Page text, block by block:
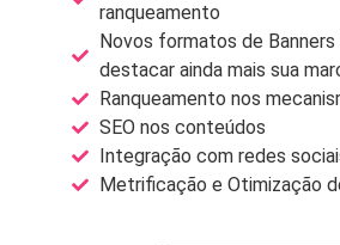
ranqueamento
Novos formatos de
destacar ainda mais sua
Ranqueamento nos
SEO nos conteúdos
Integração com redes
Metrificação e Otimização